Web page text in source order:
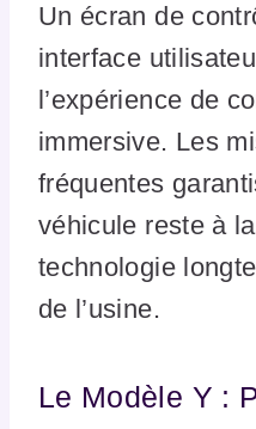
Un écran de
interface
l’expérience de
immersive. Les
fréquentes
véhicule reste à
technologie
de l’usine.
Le Modèle Y :